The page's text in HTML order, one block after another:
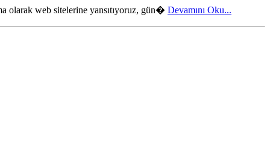
olarak web sitelerine yansıtıyoruz, gün� Devamını Oku...